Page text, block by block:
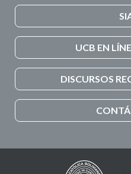
UCB EN
DISCURSOS